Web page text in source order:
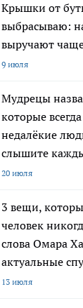
Крышки от
выбрасываю:
выручают
9 июля
Мудрецы
которые
недалёкие
слышите
20 июля
3 вещи,
человек
слова Омара
актуальные
13 июля